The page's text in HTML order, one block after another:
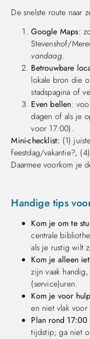
De snelste route naar
Google Maps:
Stevenshof/
vandaag.
Betrouwbare
lokale bron die
stadspagina of
Even bellen:
dagen of als je
voor 17:00).
Mini-checklist: (1)
feestdag/vakantie?,
Daarmee voorkom je
Handige tips
Kom je om te
centrale
als je rustig wilt
Kom je alleen
zijn vaak
(service)uren.
Kom je voor
en niet vlak voor
Plan rond 17:00
tijdstip; ga niet